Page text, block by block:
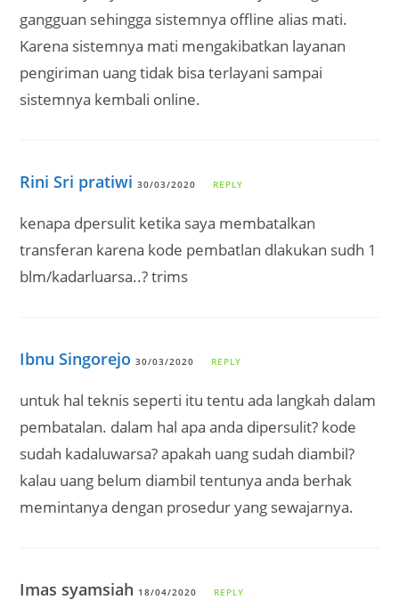
gangguan sehingga sistemnya offline alias mati.
Karena sistemnya mati mengakibatkan layanan
pengiriman uang tidak bisa terlayani sampai
sistemnya kembali online.
Rini Sri pratiwi 30/03/2020 REPLY
kenapa dpersulit ketika saya membatalkan
transferan karena kode pembatlan dlakukan sudh 1
blm/kadarluarsa..? trims
Ibnu Singorejo 30/03/2020 REPLY
untuk hal teknis seperti itu tentu ada langkah dalam
pembatalan. dalam hal apa anda dipersulit? kode
sudah kadaluwarsa? apakah uang sudah diambil?
kalau uang belum diambil tentunya anda berhak
memintanya dengan prosedur yang sewajarnya.
Imas syamsiah 18/04/2020 REPLY